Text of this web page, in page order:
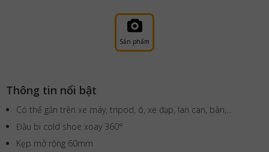
Sản phẩm
Thông tin nổi bật
Có thể gắn trên xe máy, tripod, ô, xe đạp, lan can, bàn,...
Đầu bi cold shoe xoay 360°
Kẹp mở rộng 60mm